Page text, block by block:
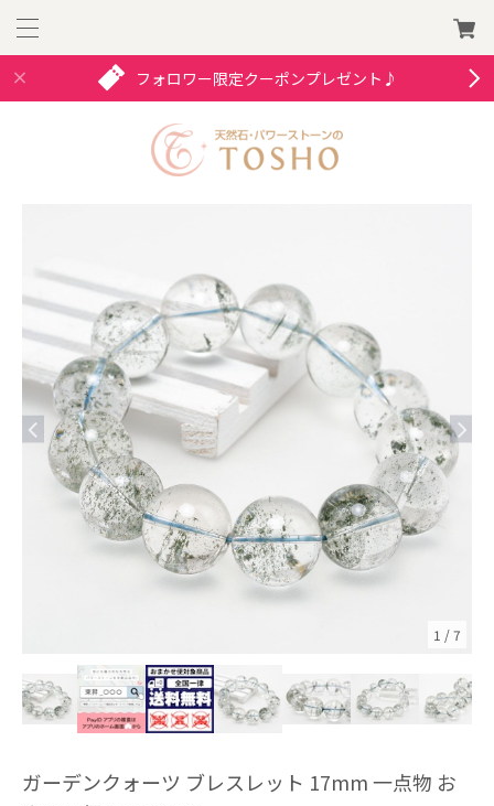
フォロワー限定クーポンプレゼント♪
1 /7
ガーデンクォーツ ブレスレット 17mm 一点物 お